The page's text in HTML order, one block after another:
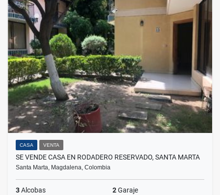
CASA VENTA
SE VENDE CASA EN RODADERO RESERVADO, SANTA MARTA
Santa Marta, Magdalena, Colombia
3Alcobas 2Garaje